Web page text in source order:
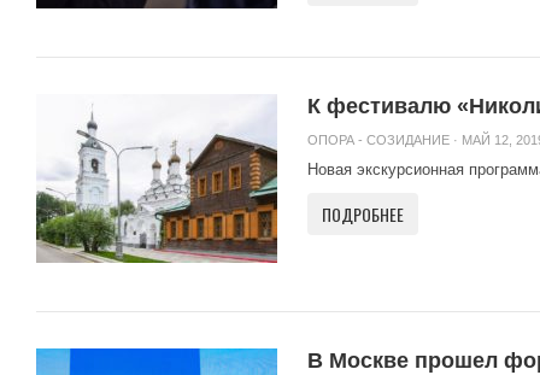
К фестивалю
ОПОРА - СОЗИДАНИЕ · МАЙ 12,
Новая экскурсионная
ПОДРОБНЕЕ
В Москве прошел